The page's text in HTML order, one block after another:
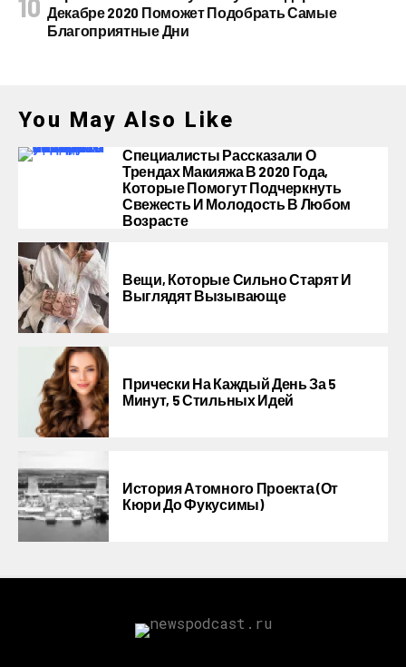
Декабре 2020 Поможет Подобрать Самые
Благоприятные Дни
You May Also Like
Специалисты Рассказали О
Трендах Макияжа В 2020 Года,
Которые Помогут Подчеркнуть
Свежесть И Молодость В Любом
Возрасте
Вещи, Которые Сильно Старят И
Выглядят Вызывающе
Прически На Каждый День За 5
Минут, 5 Стильных Идей
История Атомного Проекта (от
Кюри До Фукусимы)